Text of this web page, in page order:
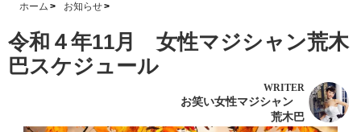
ホーム お知らせ
令和４年11月 女性マジシャン荒木
巴スケジュール
WRITER
お笑い女性マジシャン
荒木巴